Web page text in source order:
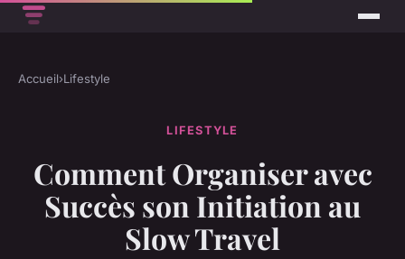
Accueil›Lifestyle
LIFESTYLE
Comment Organiser avec
Succès son Initiation au
Slow Travel